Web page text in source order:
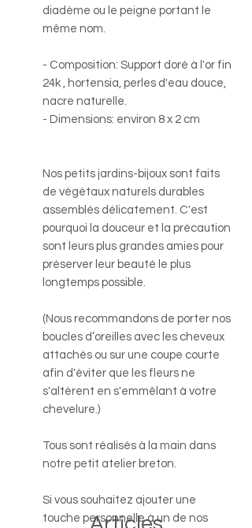
diadème ou le peigne portant le
même nom.
- Composition: Support doré à l'or fin
24k , hortensia, perles d'eau douce,
nacre naturelle.
- Dimensions: environ 8 x 2 cm
Nos petits jardins-bijoux sont faits
de végétaux naturels durables
assemblés délicatement. C'est
pourquoi la douceur et la précaution
sont leurs plus grandes amies pour
préserver leur beauté le plus
longtemps possible.
(Nous recommandons de porter nos
boucles d’oreilles avec les cheveux
attachés ou sur une coupe courte
afin d'éviter que les fleurs ne
s'altèrent en s'emmêlant à votre
chevelure.)
Tous sont réalisés à la main dans
notre petit atelier breton.
Si vous souhaitez ajouter une
touche personnelle à un de nos